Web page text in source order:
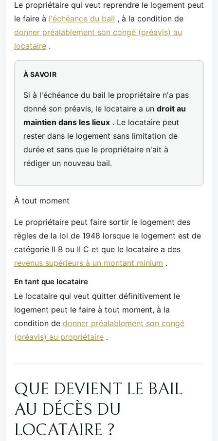
Le propriétaire qui veut reprendre le logement peut
le faire à l'échéance du bail , à la condition de
donner préalablement son congé (préavis) au
locataire .
À SAVOIR
Si à l'échéance du bail le propriétaire n'a pas
donné son préavis, le locataire a un droit au
maintien dans les lieux. Le locataire peut
rester dans le logement sans limitation de
durée et sans que le propriétaire n'ait à
rédiger un nouveau bail.
À tout moment
Le propriétaire peut faire sortir le logement des
règles de la loi de 1948 lorsque le logement est de
catégorie II B ou II C et que le locataire a des
revenus supérieurs à un montant minium .
En tant que locataire
Le locataire qui veut quitter définitivement le
logement peut le faire à tout moment, à la
condition de donner préalablement son congé
(préavis) au propriétaire .
QUE DEVIENT LE BAIL
AU DÉCÈS DU
LOCATAIRE ?